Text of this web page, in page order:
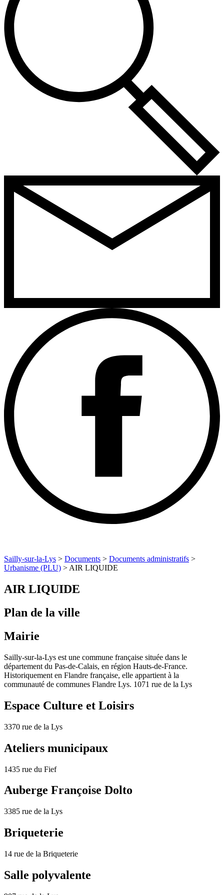
Sailly-sur-la-Lys > Documents > Documents administratifs >
Urbanisme (PLU) > AIR LIQUIDE
AIR LIQUIDE
Plan de la ville
Mairie
Sailly-sur-la-Lys est une commune française située dans le
département du Pas-de-Calais, en région Hauts-de-France.
Historiquement en Flandre française, elle appartient à la
communauté de communes Flandre Lys. 1071 rue de la Lys
Espace Culture et Loisirs
3370 rue de la Lys
Ateliers municipaux
1435 rue du Fief
Auberge Françoise Dolto
3385 rue de la Lys
Briqueterie
14 rue de la Briqueterie
Salle polyvalente